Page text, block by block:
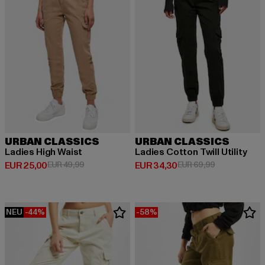
URBAN CLASSICS
Ladies High Waist
EUR 25,00
Derzeitiger Preis: EUR 25,00
EUR 49,99Aktionspreis: EUR 49,99
URBAN CLASSICS
Ladies Cotton Twill Utility
EUR 34,30
Derzeitiger Preis: EUR 34,30
EUR 69,99Aktionspreis:
NEU -44% -58%